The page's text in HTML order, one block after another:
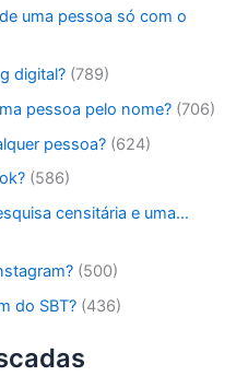
uma pessoa só com o
digital? (789)
pessoa pelo nome? (706)
pessoa? (624)
(586)
censitária e uma…
(500)
do SBT? (436)